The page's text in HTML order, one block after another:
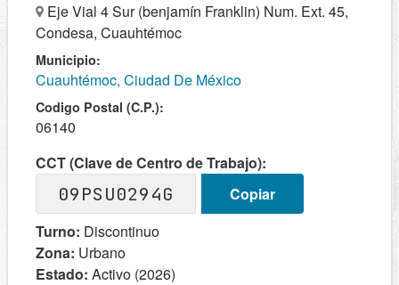
Eje Vial 4 Sur (benjamín Franklin) Num. Ext. 45,
Condesa, Cuauhtémoc
Municipio:
Cuauhtémoc, Ciudad De México
Codigo Postal (C.P.):
06140
CCT (Clave de Centro de Trabajo):
09PSU0294G
Copiar
Turno: Discontinuo
Zona: Urbano
Estado: Activo (2026)